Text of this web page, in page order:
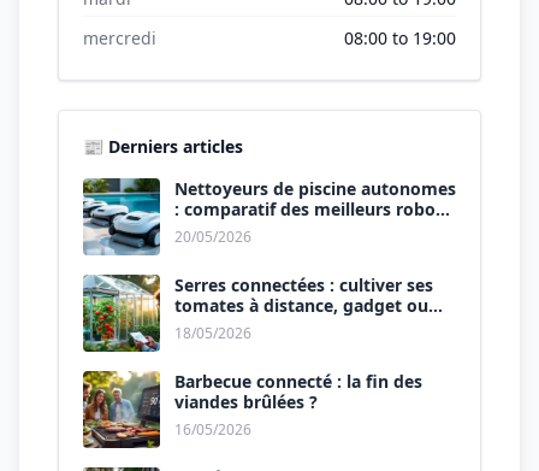
mercredi
08:00 to 19:00
📰 Derniers articles
Nettoyeurs de piscine autonomes
: comparatif des meilleurs robots
de 2026.
20/05/2026
Serres connectées : cultiver ses
tomates à distance, gadget ou
révolution ?
18/05/2026
Barbecue connecté : la fin des
viandes brûlées ?
16/05/2026